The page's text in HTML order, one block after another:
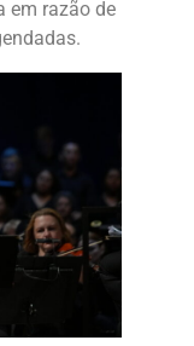
em razão de